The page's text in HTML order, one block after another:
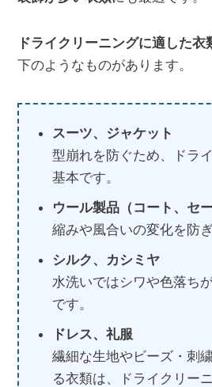
ドライクリーニングに適した衣
下のようなものがあります。
スーツ、ジャケット
型崩れを防ぐため、ドラ
基本です。
ウール製品（コート、セー
縮みや風合いの変化を防ぎ
シルク、カシミヤ
水洗いではシワや色落ち
です。
ドレス、礼服
繊細な生地やビーズ・刺
る衣類は、ドライクリー